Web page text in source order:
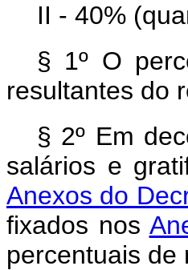
II - 40%
§ 1º O
resultantes do
§ 2º Em
salários e
Anexos do
fixados nos
percentuais de